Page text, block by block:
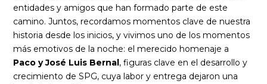
entidades y amigos que han formado parte de este
camino. Juntos, recordamos momentos clave de nuestra
historia desde los inicios, y vivimos uno de los momentos
más emotivos de la noche: el merecido homenaje a
Paco y José Luis Bernal, figuras clave en el desarrollo y
crecimiento de SPG, cuya labor y entrega dejaron una